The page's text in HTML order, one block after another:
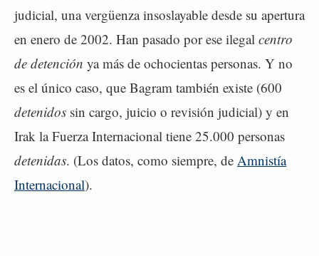
judicial, una vergüenza insoslayable desde su apertura
en enero de 2002. Han pasado por ese ilegal centro
de detención ya más de ochocientas personas. Y no
es el único caso, que Bagram también existe (600
detenidos sin cargo, juicio o revisión judicial) y en
Irak la Fuerza Internacional tiene 25.000 personas
detenidas. (Los datos, como siempre, de Amnistía
Internacional).